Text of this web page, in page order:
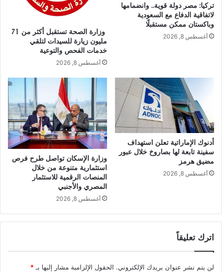
تركيا: مصر دولة قوية.. وانضمامها
لاتفاقية الدفاع مع السعودية
وباكستان ممكن مستقبلًا
أغسطس 8, 2026
وزارة الصحة تستقبل أكثر من 71
مليون زيارة للسيدات لتلقي
خدمات الفحص والتوعية
أغسطس 8, 2026
أدنوك الإماراتية تعلن استهداف
سفينة تابعة لها بصاروخ خلال عبور
مضيق هرمز
أغسطس 8, 2026
وزارة الإسكان تواصل طرح فرص
استثمارية متنوعة من خلال
المنصات الرقمية للاستثمار
المصري والأجنبي
أغسطس 8, 2026
اترك تعليقاً
لن يتم نشر عنوان بريدك الإلكتروني. الحقول الإلزامية مشار إليها بـ *